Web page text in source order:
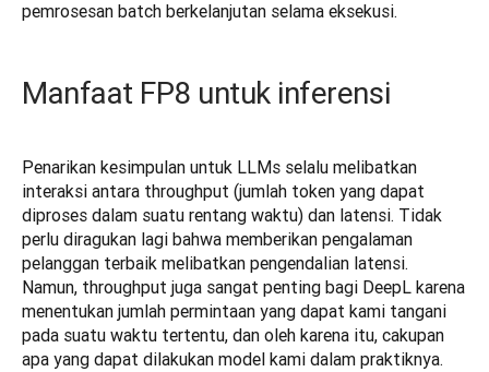
Manfaat FP8 untuk inferensi
Penarikan kesimpulan untuk LLMs selalu melibatkan
interaksi antara throughput (jumlah token yang dapat
diproses dalam suatu rentang waktu) dan latensi. Tidak
perlu diragukan lagi bahwa memberikan pengalaman
pelanggan terbaik melibatkan pengendalian latensi.
Namun, throughput juga sangat penting bagi DeepL karena
menentukan jumlah permintaan yang dapat kami tangani
pada suatu waktu tertentu, dan oleh karena itu, cakupan
apa yang dapat dilakukan model kami dalam praktiknya.